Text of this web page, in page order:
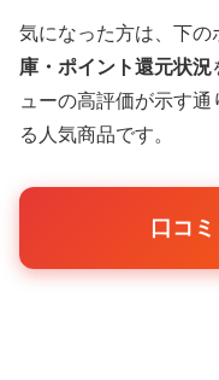
気になった方は、下
庫・ポイント還元状況
ューの高評価が示す
る人気商品です。
口コ